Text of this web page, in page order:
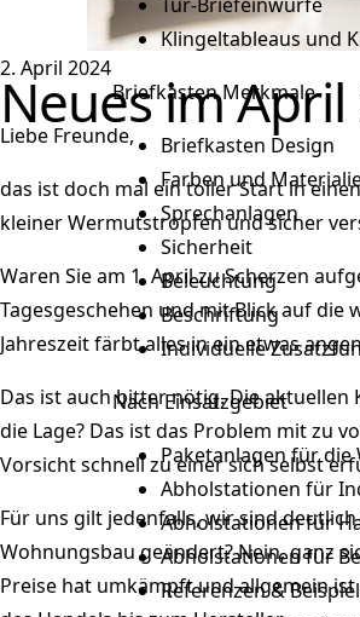
Klingeltableaus und
Briefkasten Merkmale
Briefkasten Design
Farben und
Sprechanlagen
Sicherheit
Beleuchtung
Beschriftung
Individuelle
Nach Einsatzgebiet
Paketanlagen für
Abholstationen für
Abholstationen für
Abholstationen für
Referenzen &
2. April 2024
Neues im April
Liebe Freunde,
das ist doch mal ein toller Start in
kleiner Wermutstropfen und sicher
Waren Sie am 1. April zu Scherzen
Tagesgeschehen und mit Blick auf die
Jahreszeit färbt alles in ein etwas
Das ist auch bitter nötig. Die
die Lage? Das ist das Problem mit zu
Vorsicht schnell zu einer sich selbst
Für uns gilt jedenfalls, wir sind
Wohnungsbau geändert? Nein, ganz
Preise hat umkämpft und allgemein